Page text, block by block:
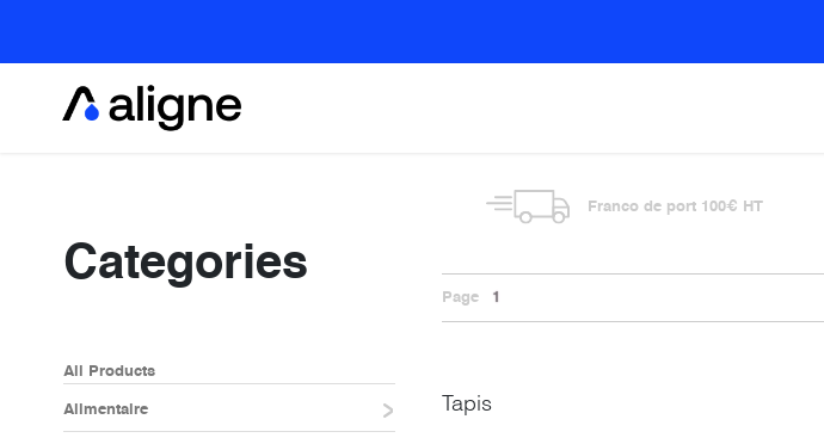
Categories
All Products
Alimentaire
Franco de port 100€ HT
Page 1
Tapis